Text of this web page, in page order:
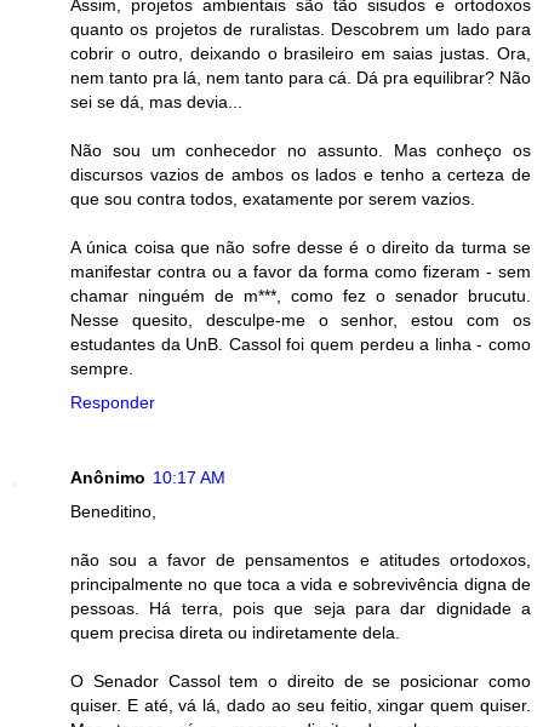
Assim, projetos ambientais são tão sisudos e ortodoxos
quanto os projetos de ruralistas. Descobrem um lado para
cobrir o outro, deixando o brasileiro em saias justas. Ora,
nem tanto pra lá, nem tanto para cá. Dá pra equilibrar? Não
sei se dá, mas devia...
Não sou um conhecedor no assunto. Mas conheço os
discursos vazios de ambos os lados e tenho a certeza de
que sou contra todos, exatamente por serem vazios.
A única coisa que não sofre desse é o direito da turma se
manifestar contra ou a favor da forma como fizeram - sem
chamar ninguém de m***, como fez o senador brucutu.
Nesse quesito, desculpe-me o senhor, estou com os
estudantes da UnB. Cassol foi quem perdeu a linha - como
sempre.
Responder
Anônimo 10:17 AM
Beneditino,
não sou a favor de pensamentos e atitudes ortodoxos,
principalmente no que toca a vida e sobrevivência digna de
pessoas. Há terra, pois que seja para dar dignidade a
quem precisa direta ou indiretamente dela.
O Senador Cassol tem o direito de se posicionar como
quiser. E até, vá lá, dado ao seu feitio, xingar quem quiser.